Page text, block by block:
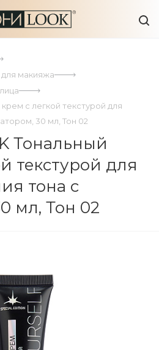
макияжа
с легкой текстурой для
30 мл, Тон 02
Тональный
текстурой для
тона с
мл, Тон 02